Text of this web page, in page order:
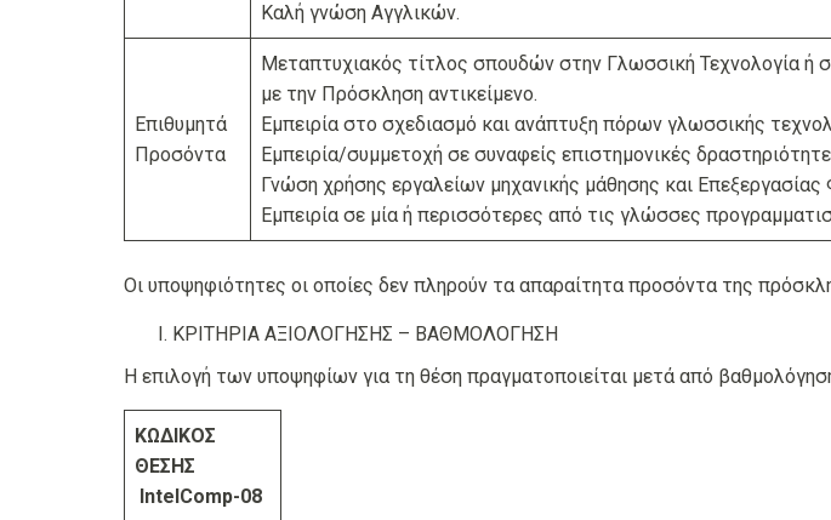
Καλή γνώση Αγγλικών.
Επιθυμητά
Προσόντα
Μεταπτυχιακός τίτλος σπουδών στην Γλωσσική Τεχνολογία ή
με την Πρόσκληση αντικείμενο.
Εμπειρία στο σχεδιασμό και ανάπτυξη πόρων γλωσσικής
Εμπειρία/συμμετοχή σε συναφείς επιστημονικές
Γνώση χρήσης εργαλείων μηχανικής μάθησης και
Εμπειρία σε μία ή περισσότερες από τις γλώσσες
Οι υποψηφιότητες οι οποίες δεν πληρούν τα απαραίτητα προσόντα της
ΚΡΙΤΗΡΙΑ ΑΞΙΟΛΟΓΗΣΗΣ – ΒΑΘΜΟΛΟΓΗΣΗ
Η επιλογή των υποψηφίων για τη θέση πραγματοποιείται μετά από
ΚΩΔΙΚΟΣ
ΘΕΣΗΣ
IntelComp-08